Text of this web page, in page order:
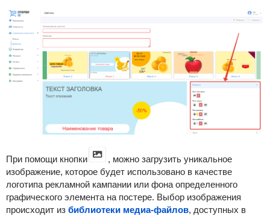
При помощи кнопки
, можно загрузить уникальное
изображение, которое будет использовано в качестве
логотипа рекламной кампании или фона определенного
графического элемента на постере. Выбор изображения
происходит из библиотеки медиа-файлов, доступных в